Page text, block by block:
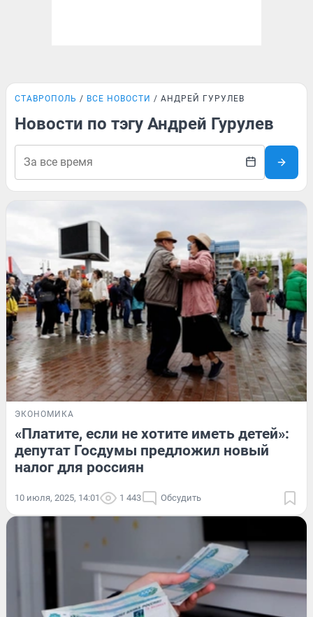
СТАВРОПОЛЬ ВСЕ НОВОСТИ АНДРЕЙ ГУРУЛЕВ
Новости по тэгу Андрей Гурулев
ЭКОНОМИКА
«Платите, если не хотите иметь детей»:
депутат Госдумы предложил новый
налог для россиян
10 июля, 2025, 14:01 1 443 Обсудить